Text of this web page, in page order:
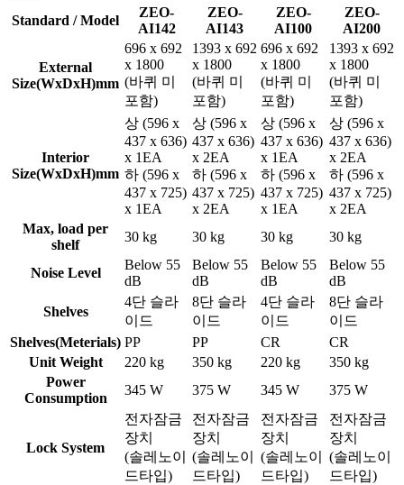
Standard / Model
ZEO-
AI142
ZEO-
AI143
ZEO-
AI100
ZEO-
AI200
External
Size(WxDxH)mm
696 x 692
x 1800
(바퀴 미
포함)
1393 x 692
x 1800
(바퀴 미
포함)
696 x 692
x 1800
(바퀴 미
포함)
1393 x 692
x 1800
(바퀴 미
포함)
Interior
Size(WxDxH)mm
상 (596 x
437 x 636)
x 1EA
하 (596 x
437 x 725)
x 1EA
상 (596 x
437 x 636)
x 2EA
하 (596 x
437 x 725)
x 2EA
상 (596 x
437 x 636)
x 1EA
하 (596 x
437 x 725)
x 1EA
상 (596 x
437 x 636)
x 2EA
하 (596 x
437 x 725)
x 2EA
Max, load per
shelf
30 kg 30 kg 30 kg 30 kg
Noise Level
Below 55
dB
Below 55
dB
Below 55
dB
Below 55
dB
Shelves
4단 슬라
이드
8단 슬라
이드
4단 슬라
이드
8단 슬라
이드
Shelves(Meterials) PP PP CR
CR
Unit Weight
220 kg 350 kg 220 kg
350 kg
Power
Consumption
345 W 375 W 345 W 375 W
Lock System
전자잠금
장치
(솔레노이
드타입)
전자잠금
장치
(솔레노이
드타입)
전자잠금
장치
(솔레노이
드타입)
전자잠금
장치
(솔레노이
드타입)